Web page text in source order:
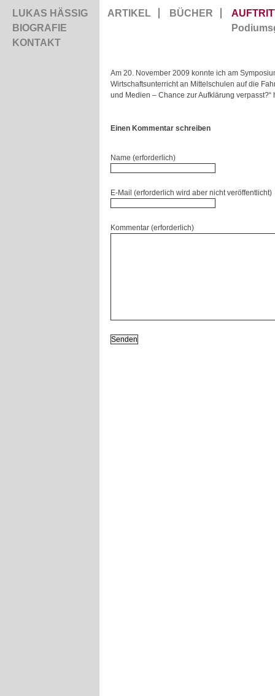
LUKAS HÄSSIG
BIOGRAFIE
KONTAKT
ARTIKEL BÜCHER
Am 20. November 2009 konnte ich am
Wirtschaftsunterricht an Mittelschulen auf die
und Medien – Chance zur Aufklärung verpasst?“
Einen Kommentar schreiben
Name (erforderlich)
E-Mail (erforderlich wird aber nicht veröffentlicht)
Kommentar (erforderlich)